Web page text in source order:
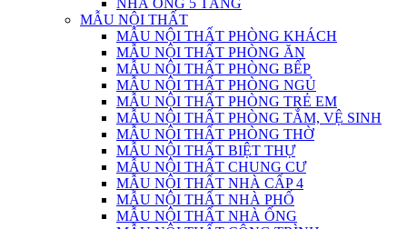
NHÀ ỐNG 5 TẦNG
MẪU NỘI THẤT
MẪU NỘI THẤT PHÒNG KHÁCH
MẪU NỘI THẤT PHÒNG ĂN
MẪU NỘI THẤT PHÒNG BẾP
MẪU NỘI THẤT PHÒNG NGỦ
MẪU NỘI THẤT PHÒNG TRẺ EM
MẪU NỘI THẤT PHÒNG TẮM, VỆ SINH
MẪU NỘI THẤT PHÒNG THỜ
MẪU NỘI THẤT BIỆT THỰ
MẪU NỘI THẤT CHUNG CƯ
MẪU NỘI THẤT NHÀ CẤP 4
MẪU NỘI THẤT NHÀ PHỐ
MẪU NỘI THẤT NHÀ ỐNG